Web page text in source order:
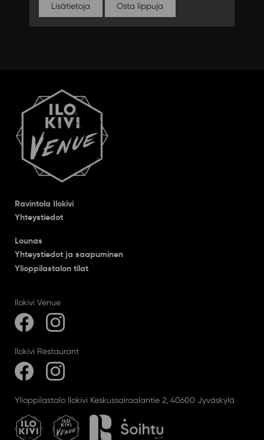
Lisätietoja Osta lippuja
Ravintola Ilokivi
Yhteystiedot
Lounas
Yhteystiedot ja saapuminen
Ylioppilastalon tilat
Ilokivi Venue
Ilokivi Restaurant
Ylioppilastalo Ilokivi Keskussairaalantie 2, 40600 Jyväskylä